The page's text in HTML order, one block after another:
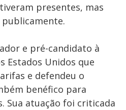
presentes, mas
e pré-candidato à
Estados Unidos que
e defendeu o
benéfico para
Sua atuação foi criticada